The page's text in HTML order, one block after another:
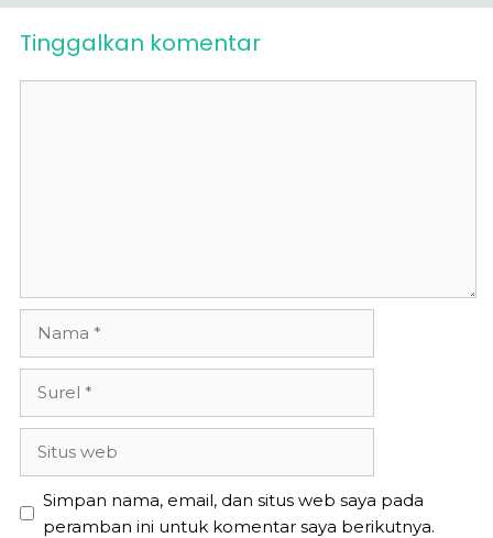
Tinggalkan komentar
Simpan nama, email, dan situs web saya pada
peramban ini untuk komentar saya berikutnya.